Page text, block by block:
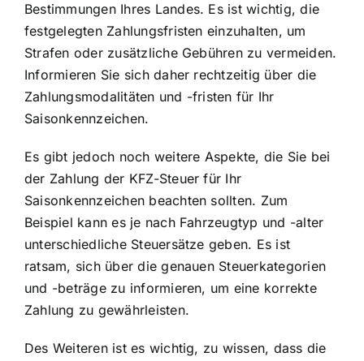
Bestimmungen Ihres Landes. Es ist wichtig, die
festgelegten Zahlungsfristen einzuhalten, um
Strafen oder zusätzliche Gebühren zu vermeiden.
Informieren Sie sich daher rechtzeitig über die
Zahlungsmodalitäten und -fristen für Ihr
Saisonkennzeichen.
Es gibt jedoch noch weitere Aspekte, die Sie bei
der Zahlung der KFZ-Steuer für Ihr
Saisonkennzeichen beachten sollten. Zum
Beispiel kann es je nach Fahrzeugtyp und -alter
unterschiedliche Steuersätze geben. Es ist
ratsam, sich über die genauen Steuerkategorien
und -beträge zu informieren, um eine korrekte
Zahlung zu gewährleisten.
Des Weiteren ist es wichtig, zu wissen, dass die